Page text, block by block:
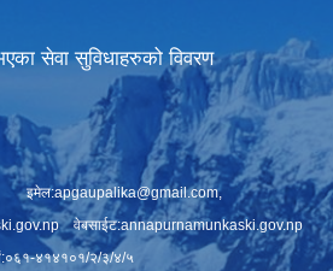
सेवा सुविधाहरुको विवरण
इमेल:apgaupalika@gmail.com,
वेबसाईट:annapurnamunkaski.gov.np
२/३/४/५